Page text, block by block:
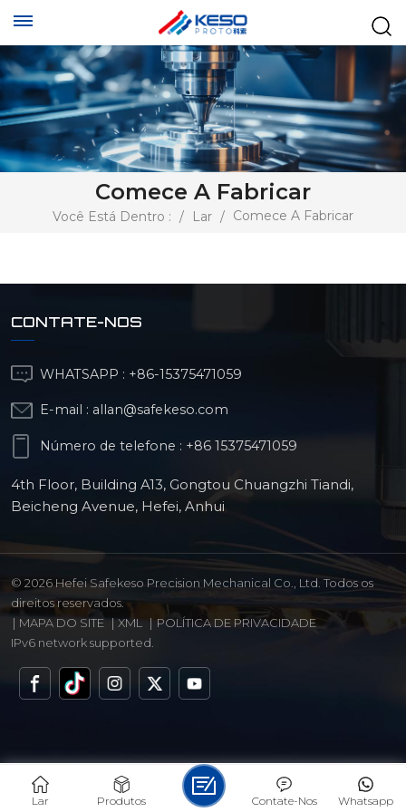
Comece A Fabricar
Você Está Dentro : / Lar / Comece A Fabricar
CONTATE-NOS
WHATSAPP : +86-15375471059
E-mail : allan@safekeso.com
Número de telefone : +86 15375471059
4th Floor, Building A13, Gongtou Chuangzhi Tiandi,
Beicheng Avenue, Hefei, Anhui
© 2026 Hefei Safekeso Precision Mechanical Co., Ltd. Todos os
direitos reservados.
| MAPA DO SITE | XML | POLÍTICA DE PRIVACIDADE
IPv6 network supported.
Lar Produtos Whatsapp
Contate-Nos